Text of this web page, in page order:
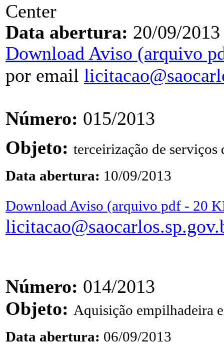
Center
Data abertura: 20/09/2013
Download Aviso (arquivo
por email
Número: 015/2013
Objeto: terceirização de
Data abertura: 10/09/2013
Download Aviso (arquivo pdf - 20
Número: 014/2013
Objeto: Aquisição empilhadeira
Data abertura: 06/09/2013